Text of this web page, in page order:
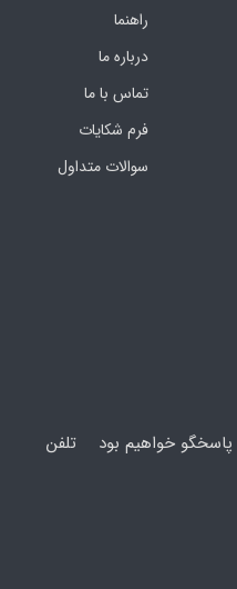
راهنما
درباره ما
تماس با ما
فرم‌ شکایات
سوالات متداول
پاسخگو خواهیم بود تلفن